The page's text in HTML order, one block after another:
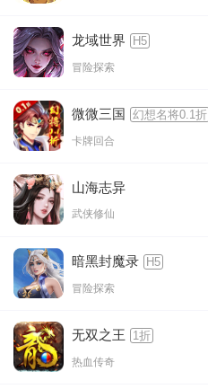
龙域世界 H5
冒险探索
微微三国 幻想名将0.1折
卡牌回合
山海志异
武侠修仙
暗黑封魔录 H5
冒险探索
无双之王 1折
热血传奇